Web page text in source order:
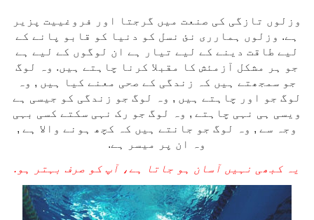
وزلوں تازگی کی صنعت میں گرجتا اور فروغییت پزیر
ہے. وزلوں ہمارری نئ نسل کو دنیا کو قابو پانے کے
لیے طاقت دینے کے لیے تیار ہے ان لوگوں کے لیے ہے
جو ہر مشکل آزمئش کا مقبلا کرنا چاہتے ہیں. وہ لوگ
جو سمجھتے ہیں کہ زندگی کے صحی معنے کیا ہیں , وہ
لوگ جو اور چاہتے ہیں , وہ لوگ جو زندگی کو جیسی ہے
ویسی ہی نہی چاہتے , وہ لوگ جو رک نہی سکتے کسی بہی
وجہ سے , وہ لوگ جو جانتے ہیں کہ کچھ ہونے والا ہے ,
وہ ان پر میسر ہے.
یہ کبھی نہیں آسان ہو جاتا ہے، آپ کو صرف بہتر ہو.